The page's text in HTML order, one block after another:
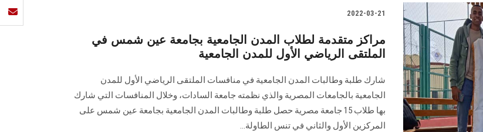
2022-03-21
مراكز متقدمة لطلاب المدن الجامعية بجامعة عين شمس في
الملتقى الرياضي الأول للمدن الجامعية
شارك طلبة وطالبات المدن الجامعية في منافسات الملتقى الرياضي الأول للمدن
الجامعية بالجامعات المصرية والذي نظمته جامعة السادات، وخلال المنافسات التي شارك
بها طلاب 15 جامعة مصرية حصل طلبة وطالبات المدن الجامعية بجامعة عين شمس على
المركزين الأول والثاني في تنس الطاولة...